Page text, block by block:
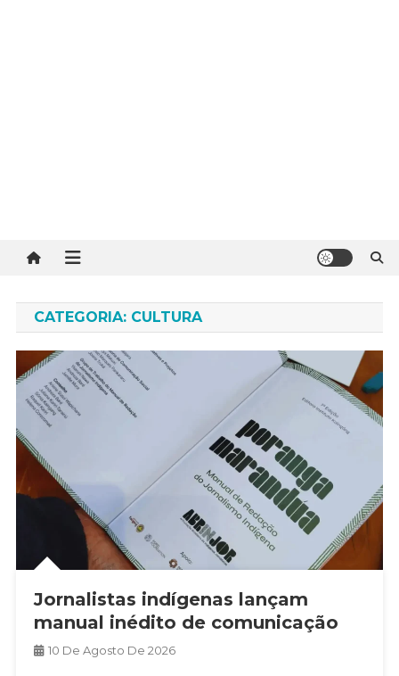
CATEGORIA: CULTURA
Jornalistas indígenas lançam
manual inédito de comunicação
10 De Agosto De 2026